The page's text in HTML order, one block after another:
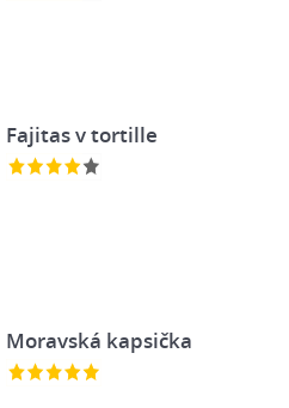
Fajitas v tortille
Moravská kapsička